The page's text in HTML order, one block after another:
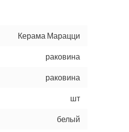
Керама Марацци
раковина
раковина
шт
белый